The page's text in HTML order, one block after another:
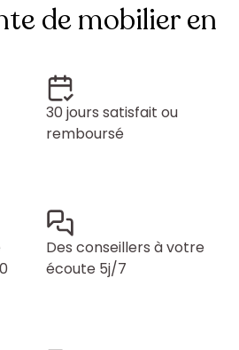
de mobilier en
30 jours satisfait ou
remboursé
Des conseillers à votre
écoute 5j/7